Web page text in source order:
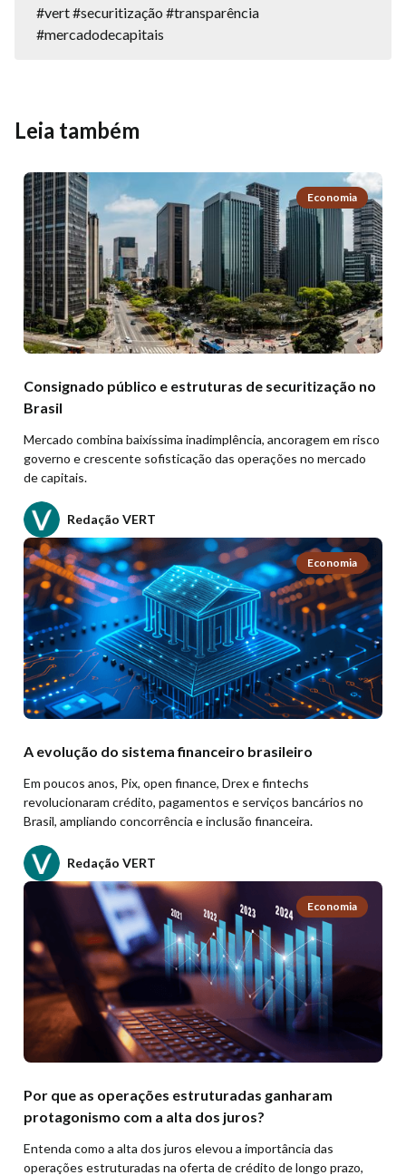
#vert #securitização #transparência
#mercadodecapitais
Leia também
Economia
Consignado público e estruturas de securitização no
Brasil
Mercado combina baixíssima inadimplência, ancoragem em risco
governo e crescente sofisticação das operações no mercado
de capitais.
Redação VERT
Economia
A evolução do sistema financeiro brasileiro
Em poucos anos, Pix, open finance, Drex e fintechs
revolucionaram crédito, pagamentos e serviços bancários no
Brasil, ampliando concorrência e inclusão financeira.
Redação VERT
Economia
Por que as operações estruturadas ganharam
protagonismo com a alta dos juros?
Entenda como a alta dos juros elevou a importância das
operações estruturadas na oferta de crédito de longo prazo,